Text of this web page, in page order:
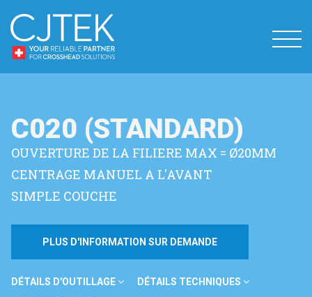
C020 (STANDARD)
OUVERTURE DE LA FILIERE MAX = Ø20MM
CENTRAGE MANUEL A L'AVANT
SIMPLE COUCHE
PLUS D'INFORMATION SUR DEMANDE
DÉTAILS D'OUTILLAGE
DÉTAILS TECHNIQUES